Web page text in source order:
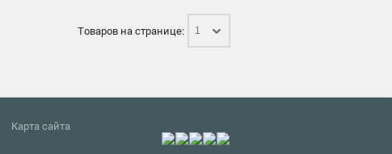
Товаров на странице: 1
Карта сайта